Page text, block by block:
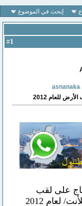
إبحث في الموضوع
للعام 2012
على لقب
ملك جمال كوكب الأرض /مستر بلأنت/ لعام 2012